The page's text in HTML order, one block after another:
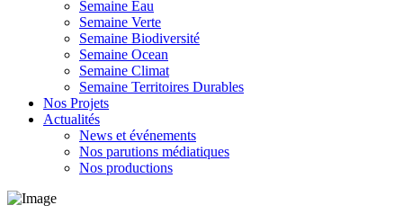
Semaine Eau
Semaine Verte
Semaine Biodiversité
Semaine Ocean
Semaine Climat
Semaine Territoires Durables
Nos Projets
Actualités
News et événements
Nos parutions médiatiques
Nos productions